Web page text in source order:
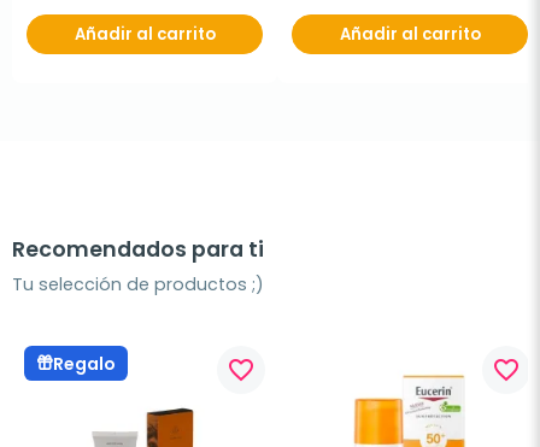
Añadir al carrito Añadir al carrito
Recomendados para ti
Tu selección de productos ;)
Regalo favorite_border favorite_border